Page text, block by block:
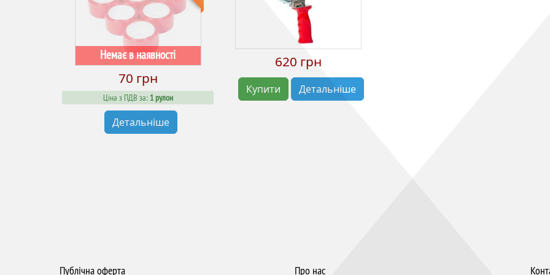
Немає в наявності
70 грн
Ціна з ПДВ за: 1 рулон
Детальніше
620 грн
Купити Детальніше
Публічна оферта Про нас